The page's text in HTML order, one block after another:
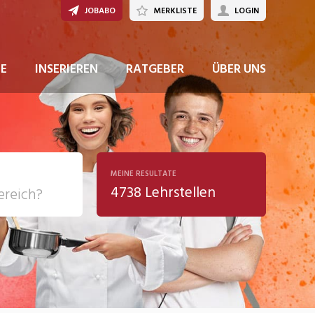
INSERIEREN RATGEBER ÜBER UNS
JOBABO MERKLISTE LOGIN
MEINE RESULTATE
4738 Lehrstellen
JETZT BEWERBEN